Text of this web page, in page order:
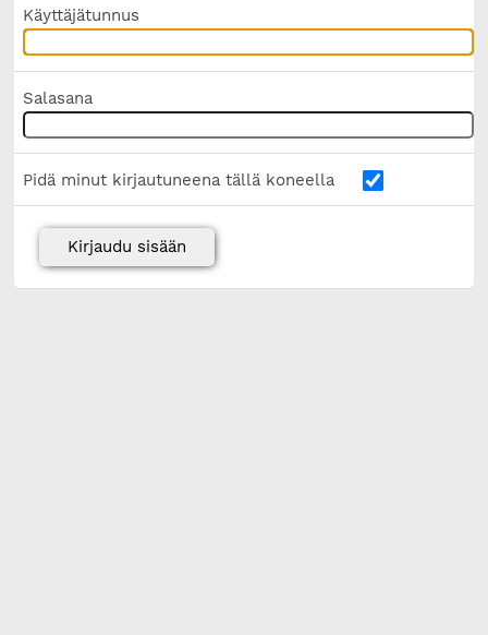
Käyttäjätunnus
Salasana
Pidä minut kirjautuneena tällä koneella